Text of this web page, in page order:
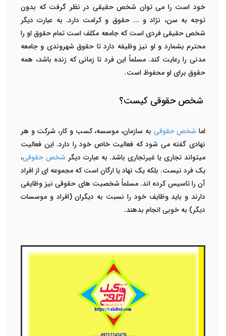
خود است را می توان شخص حقیقی در نظر گرفت که بدون
توجه به سن، نژاد و ... حقوق و کرامت دارد. به عبارت دیگر
شخص حقیقی فردی است که جامعه مکلف است تمام حقوق او را
محترم بشمارد و او نیز وظیفه دارد تا حقوق شهروندی و جامعه
مدنی را رعایت کند. مسلماً این فرد تا زمانی که زنده باشد، همه
حقوق برای او محفوظ است.
شخص حقوقی کیست؟
اما شخص حقوقی به سازمان، موسسه، کسب و کار، شرکت و هر
نهادی گفته می شود که فعالیت خاص خود را دارد. این فعالیت
میتواند تجاری یا غیرتجاری باشد. به عبارت دیگر شخص حقوقی،
یک فرد نیست. بلکه یک نهاد یا ارگان است که مجموعه ای از افراد
آن را تاسیس کرده اند. مسلماً شخصیت های حقوقی نیز وظایفی
دارند و باید وظایف خود را نسبت به دیگران (افراد و موسسات
دیگر) به خوبی انجام بدهند.